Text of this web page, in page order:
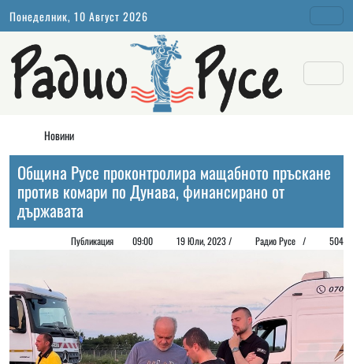
Понеделник, 10 Август 2026
Новини
Община Русе проконтролира мащабното пръскане
против комари по Дунава, финансирано от
държавата
Публикация 09:00 19 Юли, 2023 / Радио Русе / 504